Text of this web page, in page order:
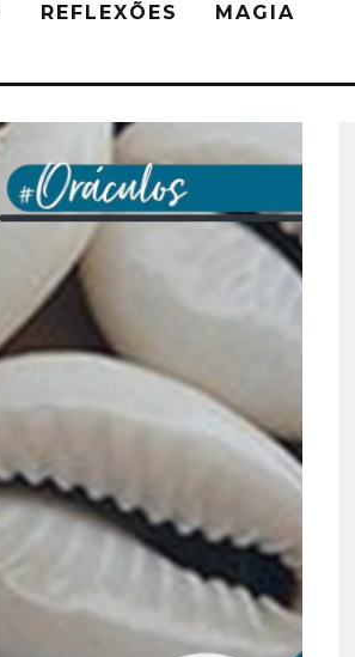
REFLEXÕES MAGIA